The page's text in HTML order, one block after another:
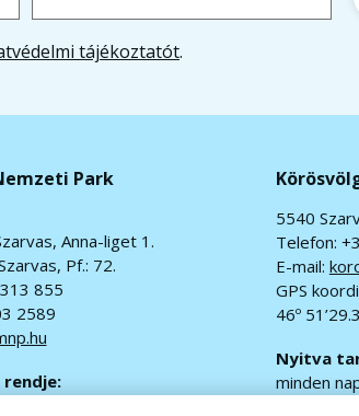
tájékoztatót.
Park
Anna-liget 1.
Pf.: 72.
855
2589
5540
Telefon:
E-mail:
GPS
46º
Nyitva
minden